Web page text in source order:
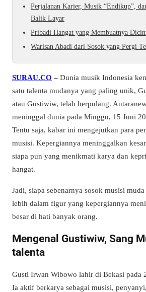
Perjalanan Karier, Musik “Endikup”,
Balik Layar
Pribadi Hangat yang Membuatnya
Warisan Abadi dari Sosok yang Pergi
SURAU.CO – Dunia musik Indonesia
satu talenta mudanya yang paling unik,
atau Gustiwiw, telah berpulang.
meninggal dunia pada Minggu, 15 Juni
Tentu saja, kabar ini mengejutkan para
musisi. Kepergiannya meninggalkan
siapa pun yang menikmati karya dan
hangat.
Jadi, siapa sebenarnya sosok musisi
lebih dalam figur yang kepergiannya
besar di hati banyak orang.
Mengenal Gustiwiw, Sang
talenta
Gusti Irwan Wibowo lahir di Bekasi pada
Ia aktif berkarya sebagai musisi,